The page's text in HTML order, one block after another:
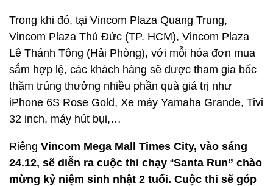
Trong khi đó, tại Vincom Plaza Quang Trung,
Vincom Plaza Thủ Đức (TP. HCM), Vincom Plaza
Lê Thánh Tông (Hải Phòng), với mỗi hóa đơn mua
sắm hợp lệ, các khách hàng sẽ được tham gia bốc
thăm trúng thưởng nhiều phần quà giá trị như
iPhone 6S Rose Gold, Xe máy Yamaha Grande, Tivi
32 inch, máy hút bụi,…
Riêng Vincom Mega Mall Times City, vào sáng
24.12, sẽ diễn ra cuộc thi chạy “Santa Run” chào
mừng kỷ niệm sinh nhật 2 tuổi. Cuộc thi sẽ góp